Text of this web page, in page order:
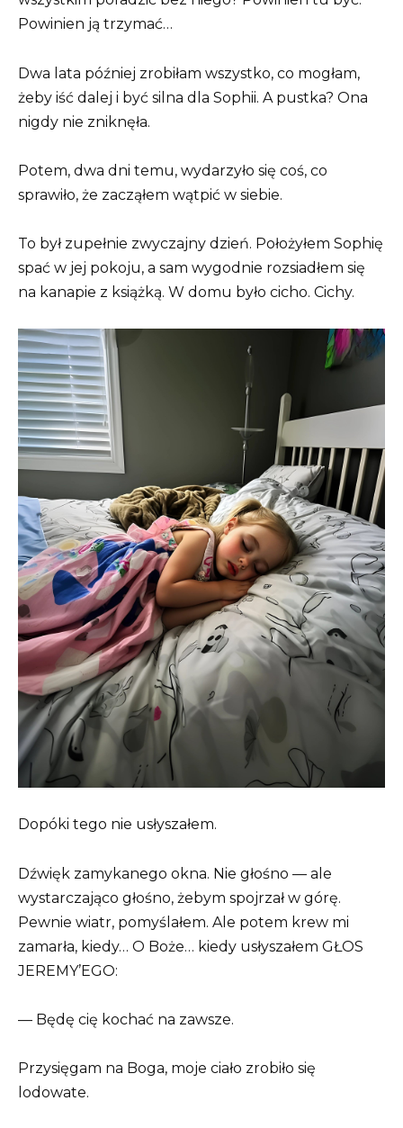
Powinien ją trzymać…
Dwa lata później zrobiłam wszystko, co mogłam,
żeby iść dalej i być silna dla Sophii. A pustka? Ona
nigdy nie zniknęła.
Potem, dwa dni temu, wydarzyło się coś, co
sprawiło, że zacząłem wątpić w siebie.
To był zupełnie zwyczajny dzień. Położyłem Sophię
spać w jej pokoju, a sam wygodnie rozsiadłem się
na kanapie z książką. W domu było cicho. Cichy.
Dopóki tego nie usłyszałem.
Dźwięk zamykanego okna. Nie głośno — ale
wystarczająco głośno, żebym spojrzał w górę.
Pewnie wiatr, pomyślałem. Ale potem krew mi
zamarła, kiedy… O Boże… kiedy usłyszałem GŁOS
JEREMY’EGO:
— Będę cię kochać na zawsze.
Przysięgam na Boga, moje ciało zrobiło się
lodowate.